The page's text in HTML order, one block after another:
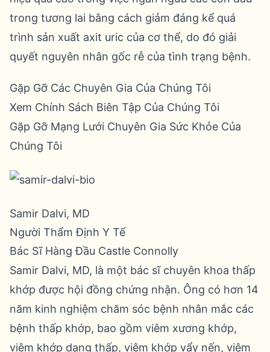
trong tương lai bằng cách giảm đáng kể quá
trình sản xuất axit uric của cơ thể, do đó giải
quyết nguyên nhân gốc rễ của tình trạng bệnh.
Gặp Gỡ Các Chuyên Gia Của Chúng Tôi
Xem Chính Sách Biên Tập Của Chúng Tôi
Gặp Gỡ Mạng Lưới Chuyên Gia Sức Khỏe Của
Chúng Tôi
Samir Dalvi, MD
Người Thẩm Định Y Tế
Bác Sĩ Hàng Đầu Castle Connolly
Samir Dalvi, MD, là một bác sĩ chuyên khoa thấp
khớp được hội đồng chứng nhận. Ông có hơn 14
năm kinh nghiệm chăm sóc bệnh nhân mắc các
bệnh thấp khớp, bao gồm viêm xương khớp,
viêm khớp dạng thấp, viêm khớp vẩy nến, viêm